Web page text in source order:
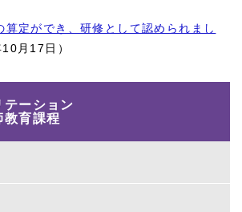
算定ができ、研修として認められまし
10月17日）
テーション
教育課程